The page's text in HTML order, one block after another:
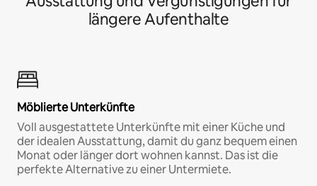
längere Aufenthalte
Möblierte Unterkünfte
Voll ausgestattete Unterkünfte mit einer Küche und
der idealen Ausstattung, damit du ganz bequem einen
Monat oder länger dort wohnen kannst. Das ist die
perfekte Alternative zu einer Untermiete.